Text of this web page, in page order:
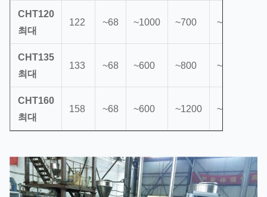
CHT120
최대
122 ~68 ~1000 ~700 ~5000
CHT135
최대
133 ~68 ~600 ~800 ~6000
CHT160
최대
158 ~68 ~600 ~1200 ~10000